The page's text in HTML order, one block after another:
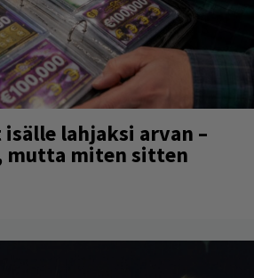
lahjaksi arvan –
mutta miten sitten